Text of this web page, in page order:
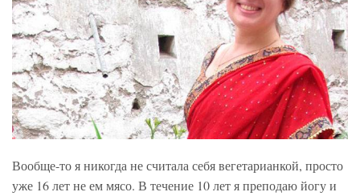
Вообще-то я никогда не считала себя вегетарианкой, просто
уже 16 лет не ем мясо. В течение 10 лет я преподаю йогу и